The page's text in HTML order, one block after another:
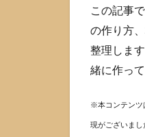
この記事
の作り方
整理しま
緒に作っ
※本コンテンツ
現がございま